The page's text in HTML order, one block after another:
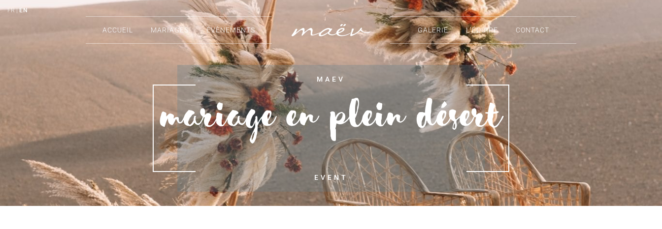
FR |EN
ACCUEIL MARIAGES ÉVÈNEMENTS GALERIE L’ÉQUIPE CONTACT
Mariage en plein désert